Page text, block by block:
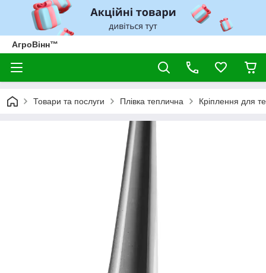
АгроВінн™
Товари та послуги Плівка теплична Кріплення для